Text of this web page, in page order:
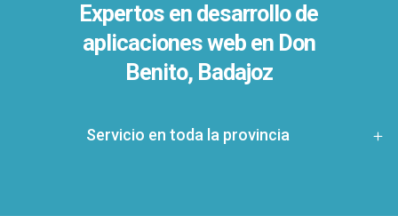
Expertos en desarrollo de
aplicaciones web en Don
Benito, Badajoz
Servicio en toda la provincia